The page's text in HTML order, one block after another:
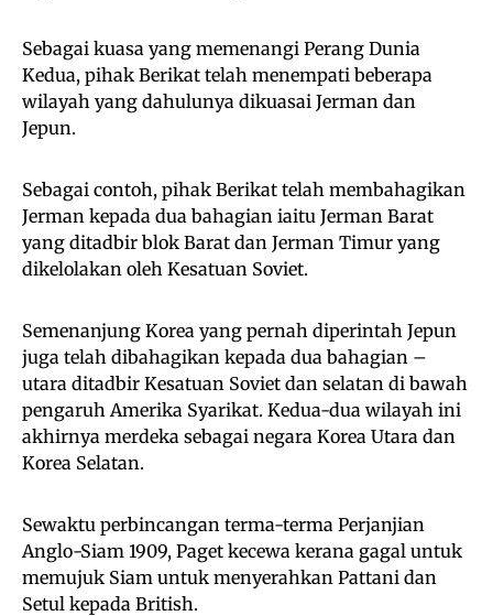
Sebagai kuasa yang memenangi Perang Dunia
Kedua, pihak Berikat telah menempati beberapa
wilayah yang dahulunya dikuasai Jerman dan
Jepun.
Sebagai contoh, pihak Berikat telah membahagikan
Jerman kepada dua bahagian iaitu Jerman Barat
yang ditadbir blok Barat dan Jerman Timur yang
dikelolakan oleh Kesatuan Soviet.
Semenanjung Korea yang pernah diperintah Jepun
juga telah dibahagikan kepada dua bahagian –
utara ditadbir Kesatuan Soviet dan selatan di bawah
pengaruh Amerika Syarikat. Kedua-dua wilayah ini
akhirnya merdeka sebagai negara Korea Utara dan
Korea Selatan.
Sewaktu perbincangan terma-terma Perjanjian
Anglo-Siam 1909, Paget kecewa kerana gagal untuk
memujuk Siam untuk menyerahkan Pattani dan
Setul kepada British.